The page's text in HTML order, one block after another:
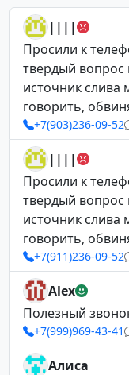
||||
Просили к
твердый вопрос
источник слива
говорить,
+7(903)236-09-52
||||
Просили к
твердый вопрос
источник слива
говорить,
+7(911)236-09-52
Alex
Полезный
+7(999)969-43-41
Алиса